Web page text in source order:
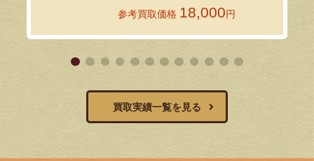
参考買取価格 18,000円
買取実績一覧を見る